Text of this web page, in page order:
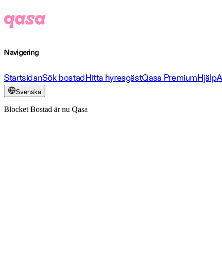
Navigering
StartsidanSök bostadHitta hyresgästQasa PremiumHjälp
Svenska
Blocket Bostad är nu Qasa